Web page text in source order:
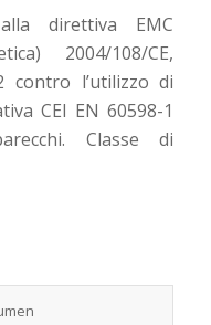
direttiva EMC
2004/108/CE,
contro l’utilizzo di
CEI EN 60598-1
Classe di